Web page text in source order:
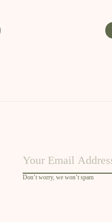
Don’t worry, we won’t spam